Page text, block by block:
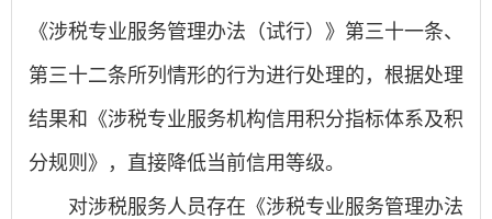
《涉税专业服务管理办法（试行）》第三十一条、
第三十二条所列情形的行为进行处理的，根据处理
结果和《涉税专业服务机构信用积分指标体系及积
分规则》，直接降低当前信用等级。
对涉税服务人员存在《涉税专业服务管理办法